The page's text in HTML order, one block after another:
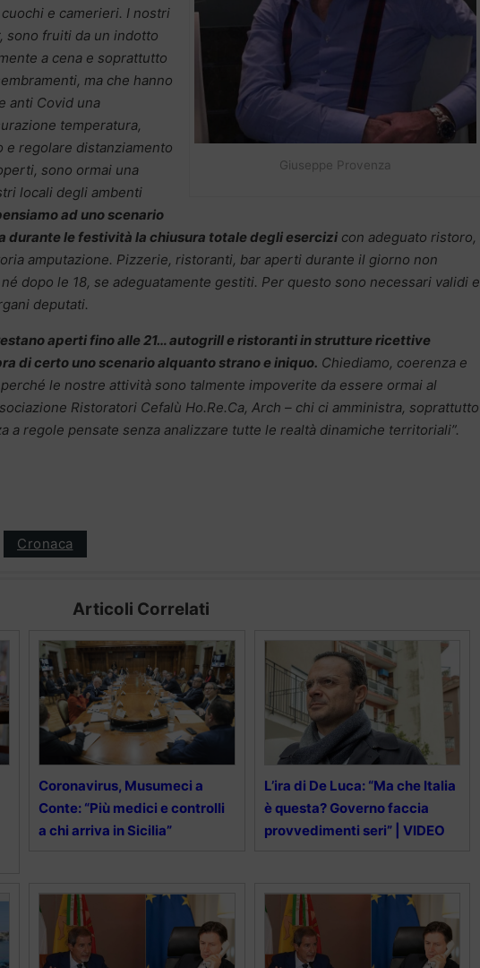
Giuseppe Provenza
e camerieri. I nostri
sono fruiti da un indotto
a cena e soprattutto
ma che hanno
anti Covid una
temperatura,
regolare distanziamento
sono ormai una
locali degli ambenti
ad uno scenario
durante le festività la chiusura totale degli esercizi con adeguato ristoro,
amputazione. Pizzerie, ristoranti, bar aperti durante il giorno non
dopo le 18, se adeguatamente gestiti. Per questo sono necessari validi e
deputati.
aperti fino alle 21… autogrill e ristoranti in strutture ricettive
di certo uno scenario alquanto strano e iniquo. Chiediamo, coerenza e
le nostre attività sono talmente impoverite da essere ormai al
Ristoratori Cefalù Ho.Re.Ca, Arch – chi ci amministra, soprattutto
a regole pensate senza analizzare tutte le realtà dinamiche territoriali”.
Cronaca
Articoli Correlati
Coronavirus, Musumeci a
Conte: “Più medici e controlli
a chi arriva in Sicilia”
L’ira di De Luca: “Ma che Italia
è questa? Governo faccia
provvedimenti seri” | VIDEO